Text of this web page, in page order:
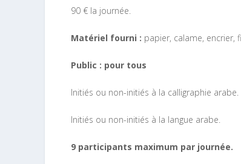
90 € la journée.
Matériel fourni : papier, calame, encrier,
Public : pour tous
Initiés ou non-initiés à la calligraphie arabe.
Initiés ou non-initiés à la langue arabe.
9 participants maximum par journée.